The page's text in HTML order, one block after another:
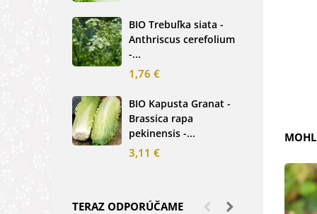
BIO Trebuľka siata -
Anthriscus cerefolium
-...
1,76 €
BIO Kapusta Granat -
Brassica rapa
pekinensis -...
3,11 €
TERAZ ODPORÚČAME